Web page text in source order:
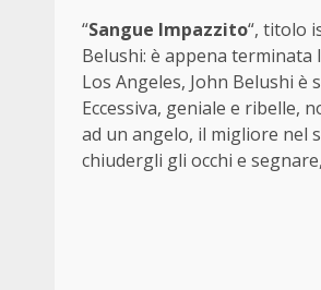
“Sangue Impazzito“, titolo
Belushi: è appena terminata
Los Angeles, John Belushi
Eccessiva, geniale e ribelle,
ad un angelo, il migliore nel
chiudergli gli occhi e